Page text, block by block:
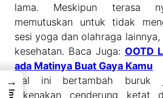
lama. Meskipun terasa
memutuskan untuk tidak
sesi yoga dan olahraga
kesehatan. Baca Juga: OOTD
ada Matinya Buat Gaya Kamu
Hal ini bertambah buruk
dikenakan cenderung ketat
→